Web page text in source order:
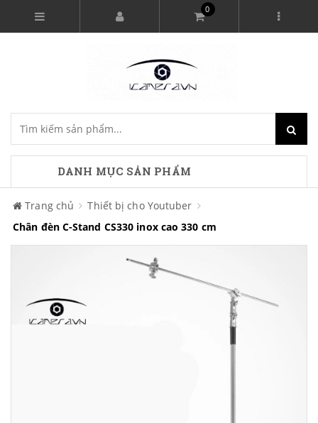
0
DANH MỤC SẢN PHẨM
Trang chủ
Thiết bị cho Youtuber
Chân đèn C-Stand CS330 inox cao 330 cm